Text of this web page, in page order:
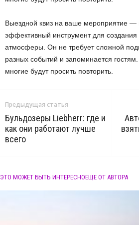
Выездной квиз на ваше мероприятие —
эффективный инструмент для
атмосферы. Он не требует сложной
разных событий и запоминается
многие будут просить повторить.
Предыдущая статья
Бульдозеры Liebherr: где и
как они работают лучше
всего
ЭТО МОЖЕТ БЫТЬ ИНТЕРЕСНОЕЩЕ ОТ АВТОРА